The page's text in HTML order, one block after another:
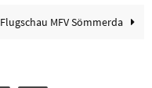
Flugschau MFV Sömmerda